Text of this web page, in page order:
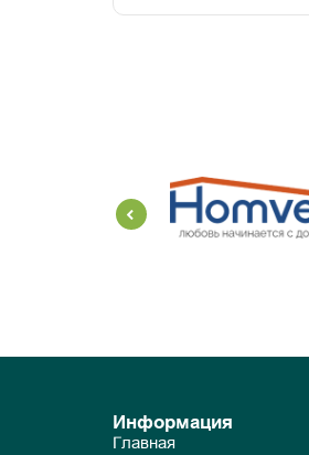
Информация
Главная